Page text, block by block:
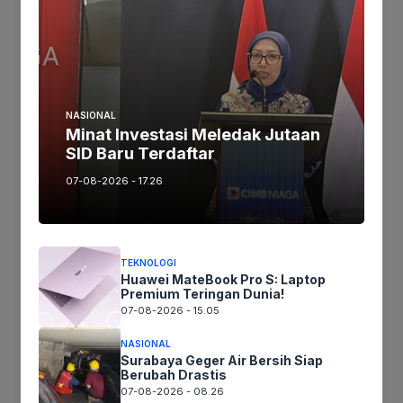
rencananya meluncurkan Galaxy Z Flip 7 dan
Galaxy Z Fold 7, tampaknya siap untuk kembali
memimpin dan menentukan arah perkembangan
teknologi ini. Kita tunggu saja gebrakan apa lagi
yang akan mereka hadirkan.
Jika keberatan atau harus diedit baik
Artikel maupun foto SilahkanLaporkan!
Terima Kasih
Tags:
Ikuti kami :
NASIONAL
Minat Investasi Meledak Jutaan
SID Baru Terdaftar
07-08-2026 - 17.26
TEKNOLOGI
Huawei MateBook Pro S: Laptop
Premium Teringan Dunia!
07-08-2026 - 15.05
NASIONAL
Surabaya Geger Air Bersih Siap
Berubah Drastis
07-08-2026 - 08.26